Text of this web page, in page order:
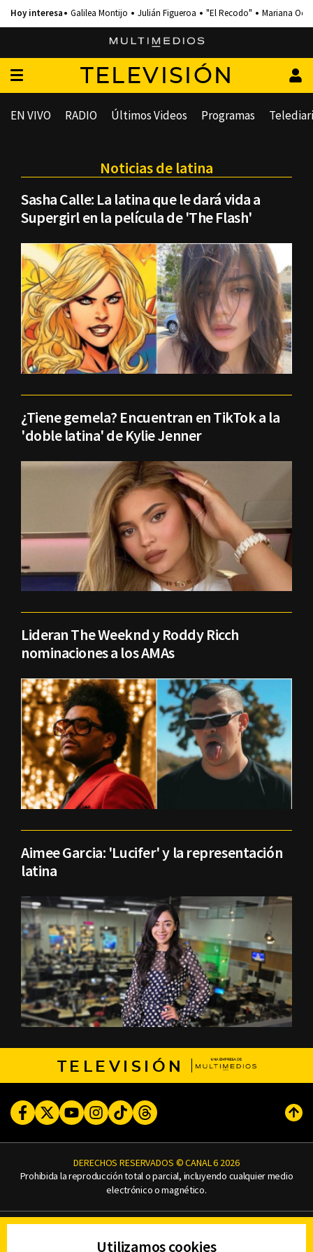
Galilea Montijo Julián Figueroa "El Recodo" Mariana
TELEVISIÓN
EN VIVO RADIO Últimos Videos Programas
Noticias de latina
Sasha Calle: La latina que le dará vida a
Supergirl en la película de 'The Flash'
¿Tiene gemela? Encuentran en TikTok a la
'doble latina' de Kylie Jenner
Lideran The Weeknd y Roddy Ricch
nominaciones a los AMAs
Aimee Garcia: 'Lucifer' y la representación
latina
TELEVISIÓN
FacebookTwitterYoutubeInstagram
TikTokThreads
DERECHOS RESERVADOS © CANAL 6 2026
Prohibida la reproducción total o parcial, incluyendo cualquier medio
electrónico o magnético.
AVISO DE PRIVACIDAD
Utilizamos cookies